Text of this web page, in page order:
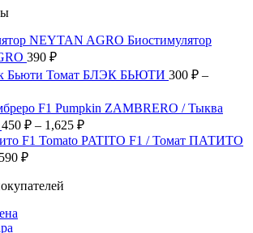
Биостимулятор
390 ₽
Томат БЛЭК БЬЮТИ 300 ₽ –
Pumpkin ZAMBRERO / Тыква
450 ₽ – 1,625 ₽Диапазон
цен:
Tomato PATITO F1 / Томат ПАТИТО
₽Диапазон
420 ₽